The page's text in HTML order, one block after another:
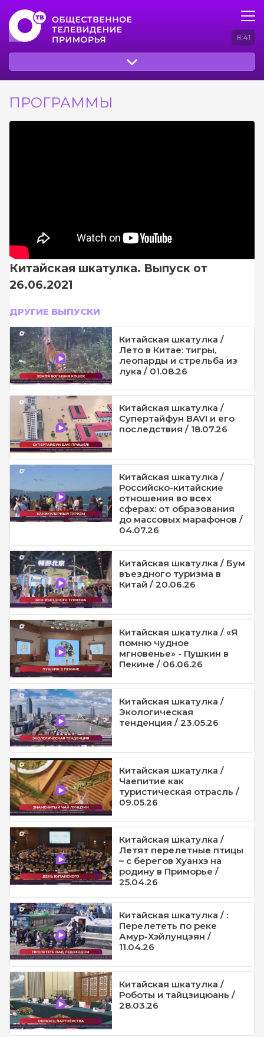
8:41
ПРОГРАММЫ
Китайская шкатулка. Выпуск от
26.06.2021
ДРУГИЕ ВЫПУСКИ
Китайская шкатулка /
Лето в Китае: тигры,
леопарды и стрельба из
лука / 01.08.26
Китайская шкатулка /
Супертайфун BAVI и его
последствия / 18.07.26
Китайская шкатулка /
Российско-китайские
отношения во всех
сферах: от образования
до массовых марафонов /
04.07.26
Китайская шкатулка / Бум
въездного туризма в
Китай / 20.06.26
Китайская шкатулка / «Я
помню чудное
мгновенье» - Пушкин в
Пекине / 06.06.26
Китайская шкатулка /
Экологическая
тенденция / 23.05.26
Китайская шкатулка /
Чаепитие как
туристическая отрасль /
09.05.26
Китайская шкатулка /
Летят перелетные птицы
– с берегов Хуанхэ на
родину в Приморье /
25.04.26
Китайская шкатулка / :
Перелететь по реке
Амур-Хэйлунцзян /
11.04.26
Китайская шкатулка /
Роботы и тайцзицюань /
28.03.26